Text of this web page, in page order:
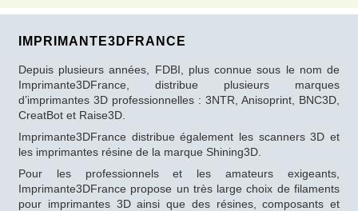
IMPRIMANTE3DFRANCE
Depuis plusieurs années, FDBI, plus connue sous le nom de
Imprimante3DFrance, distribue plusieurs marques
d’imprimantes 3D professionnelles : 3NTR, Anisoprint, BNC3D,
CreatBot et Raise3D.
Imprimante3DFrance distribue également les scanners 3D et
les imprimantes résine de la marque Shining3D.
Pour les professionnels et les amateurs exigeants,
Imprimante3DFrance propose un très large choix de filaments
pour imprimantes 3D ainsi que des résines, composants et